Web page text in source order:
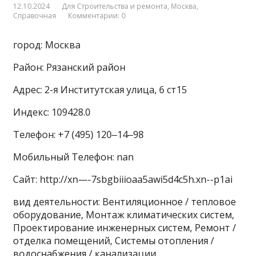
12.10.2024 Для Строительства и ремонта, Москва,
Справочная
Комментарии: 0
город: Москва
Район: Рязанский район
Адрес: 2-я Институтская улица, 6 ст15
Индекс: 109428.0
Телефон: +7 (495) 120‒14‒98
Мобильный Телефон: nan
Сайт: http://xn—-7sbgbiiioaa5awi5d4c5h.xn--p1ai
вид деятельности: Вентиляционное / тепловое
оборудование, Монтаж климатических систем,
Проектирование инженерных систем, Ремонт /
отделка помещений, Системы отопления /
водоснабжения / канализации